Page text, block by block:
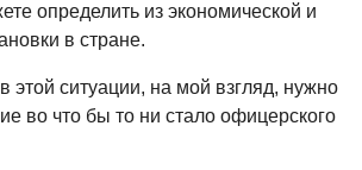
определить из экономической и
в стране.
этой ситуации, на мой взгляд, нужно
во что бы то ни стало офицерского